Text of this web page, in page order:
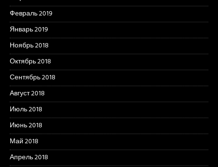
Февраль 2019
Январь 2019
Ноябрь 2018
Октябрь 2018
Сентябрь 2018
Август 2018
Июль 2018
Июнь 2018
Май 2018
Апрель 2018